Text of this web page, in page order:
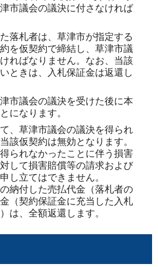
市議会の議決に付さなければ
落札者は、草津市が指定する
を仮契約で締結し、草津市議
ればなりません。なお、当該
ときは、入札保証金は返還し
市議会の議決を受けた後に本
になります。
、草津市議会の議決を得られ
該仮契約は無効となります。
られなかったことに伴う損害
して損害賠償等の請求および
し立てはできません。
納付した売払代金（落札者の
（契約保証金に充当した入札
は、全額返還します。